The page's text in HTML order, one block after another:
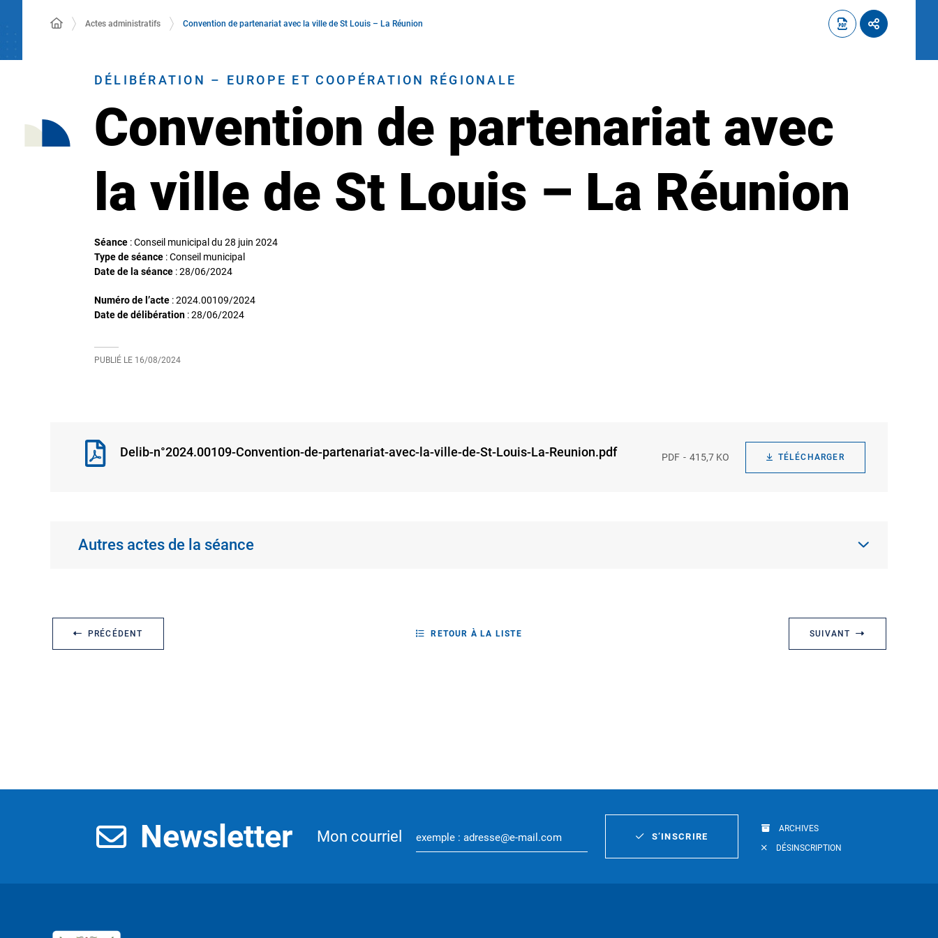
Actes administratifs Convention de partenariat avec la ville de St Louis – La Réunion
DÉLIBÉRATION – EUROPE ET COOPÉRATION RÉGIONALE
Convention de partenariat avec
la ville de St Louis – La Réunion
Séance : Conseil municipal du 28 juin 2024
Type de séance : Conseil municipal
Date de la séance :28/06/2024
Numéro de l’acte : 2024.00109/2024
Date de délibération :28/06/2024
PUBLIÉ LE 16/08/2024
Delib-n°2024.00109-Convention-de-partenariat-avec-la-ville-de-St-Louis-La-Reunion.pdf PDF 415,7 KO TÉLÉCHARGER
Autres actes de la séance
PRÉCÉDENT RETOUR À LA LISTE SUIVANT
Newsletter Mon courriel S’INSCRIRE
ARCHIVES
DÉSINSCRIPTION